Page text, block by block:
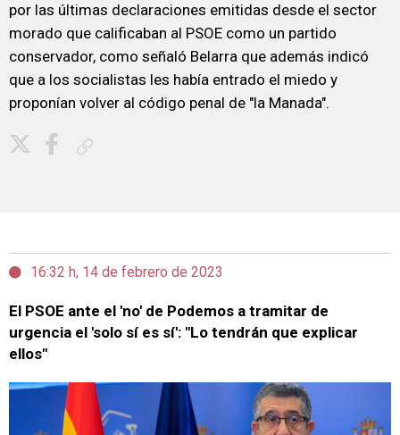
por las últimas declaraciones emitidas desde el sector
morado que calificaban al PSOE como un partido
conservador, como señaló Belarra que además indicó
que a los socialistas les había entrado el miedo y
proponían volver al código penal de "la Manada".
16:32 h, 14 de febrero de 2023
El PSOE ante el 'no' de Podemos a tramitar de
urgencia el 'solo sí es sí': "Lo tendrán que explicar
ellos"